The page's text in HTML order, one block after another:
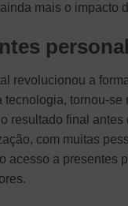
mais o impacto
revolucionou a
tecnologia, tornou-
resultado final
com muitas
acesso a presentes